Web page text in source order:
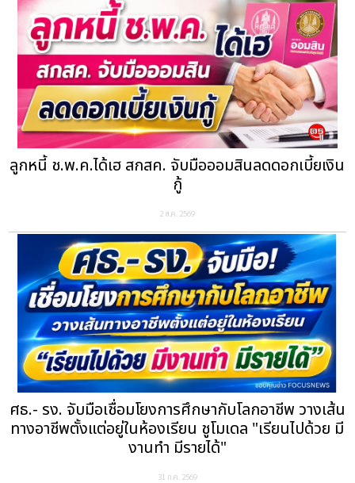
ลูกหนี้ ช.พ.ค.ได้เฮ สกสค. จับมือออมสินลดดอกเบี้ยเงิน
กู้
2 ส.ค. 2569
ศธ.- รง. จับมือเชื่อมโยงการศึกษากับโลกอาชีพ วางเส้น
ทางอาชีพตั้งแต่อยู่ในห้องเรียน ชูโมเดล "เรียนไปด้วย มี
งานทำ มีรายได้"
31 ก.ค. 2569